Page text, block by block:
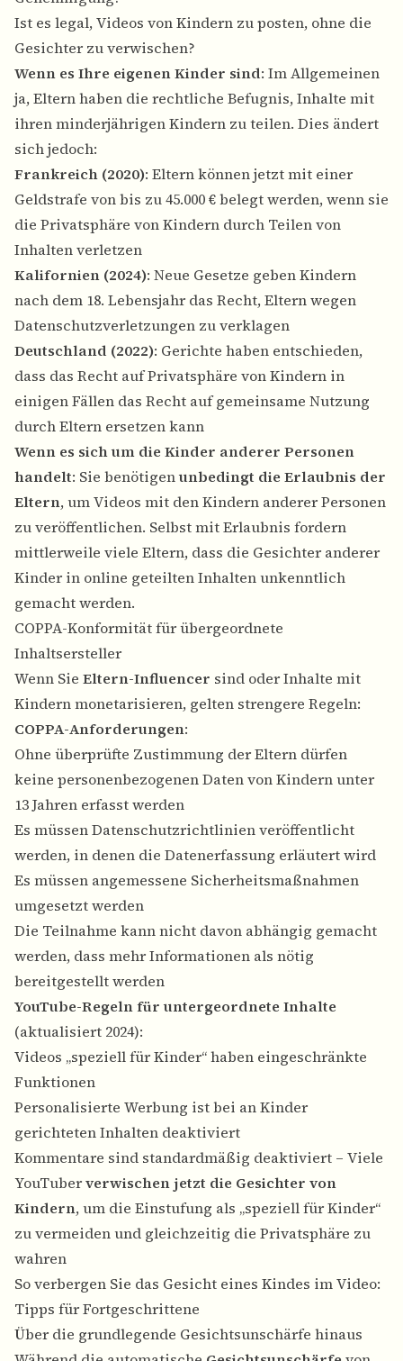
Ist es legal, Videos von Kindern zu posten, ohne die
Gesichter zu verwischen?
Wenn es Ihre eigenen Kinder sind: Im Allgemeinen
ja, Eltern haben die rechtliche Befugnis, Inhalte mit
ihren minderjährigen Kindern zu teilen. Dies ändert
sich jedoch:
Frankreich (2020): Eltern können jetzt mit einer
Geldstrafe von bis zu 45.000 € belegt werden, wenn sie
die Privatsphäre von Kindern durch Teilen von
Inhalten verletzen
Kalifornien (2024): Neue Gesetze geben Kindern
nach dem 18. Lebensjahr das Recht, Eltern wegen
Datenschutzverletzungen zu verklagen
Deutschland (2022): Gerichte haben entschieden,
dass das Recht auf Privatsphäre von Kindern in
einigen Fällen das Recht auf gemeinsame Nutzung
durch Eltern ersetzen kann
Wenn es sich um die Kinder anderer Personen
handelt: Sie benötigenunbedingt die Erlaubnis der
Eltern, um Videos mit den Kindern anderer Personen
zu veröffentlichen. Selbst mit Erlaubnis fordern
mittlerweile viele Eltern, dass die Gesichter anderer
Kinder in online geteilten Inhalten unkenntlich
gemacht werden.
COPPA-Konformität für übergeordnete
Inhaltsersteller
Wenn Sie Eltern-Influencer sind oder Inhalte mit
Kindern monetarisieren, gelten strengere Regeln:
COPPA-Anforderungen:
Ohne überprüfte Zustimmung der Eltern dürfen
keine personenbezogenen Daten von Kindern unter
13 Jahren erfasst werden
Es müssen Datenschutzrichtlinien veröffentlicht
werden, in denen die Datenerfassung erläutert wird
Es müssen angemessene Sicherheitsmaßnahmen
umgesetzt werden
Die Teilnahme kann nicht davon abhängig gemacht
werden, dass mehr Informationen als nötig
bereitgestellt werden
YouTube-Regeln für untergeordnete Inhalte
(aktualisiert 2024):
Videos „speziell für Kinder“ haben eingeschränkte
Funktionen
Personalisierte Werbung ist bei an Kinder
gerichteten Inhalten deaktiviert
Kommentare sind standardmäßig deaktiviert – Viele
YouTuberverwischen jetzt die Gesichter von
Kindern, um die Einstufung als „speziell für Kinder“
zu vermeiden und gleichzeitig die Privatsphäre zu
wahren
So verbergen Sie das Gesicht eines Kindes im Video:
Tipps für Fortgeschrittene
Über die grundlegende Gesichtsunschärfe hinaus